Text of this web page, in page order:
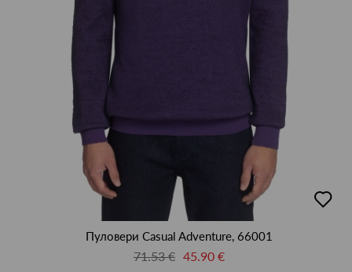
в
Пуловери Casual Adventure, 66001
71.53 € 45.90 €